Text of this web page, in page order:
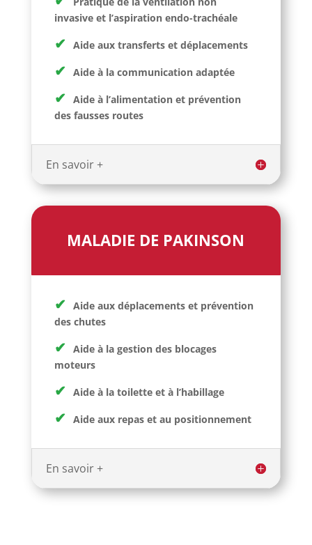
invasive et l’aspiration endo-trachéale
✔ Aide aux transferts et déplacements
✔ Aide à la communication adaptée
✔ Aide à l’alimentation et prévention
des fausses routes
En savoir +
MALADIE DE PAKINSON
✔ Aide aux déplacements et prévention
des chutes
✔ Aide à la gestion des blocages
moteurs
✔ Aide à la toilette et à l’habillage
✔ Aide aux repas et au positionnement
En savoir +